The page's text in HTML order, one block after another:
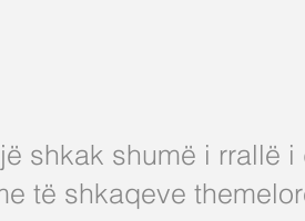
shkak shumë i rrallë
të shkaqeve